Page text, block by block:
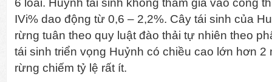
6 loài. Huỷnh tái sinh không tham gia vào công
IVi% dao động từ 0,6 – 2,2%. Cây tái sinh của
rừng tuân theo quy luật đào thải tự nhiên theo
tái sinh triển vọng Huỷnh có chiều cao lớn hơn 2
rừng chiếm tỷ lệ rất ít.